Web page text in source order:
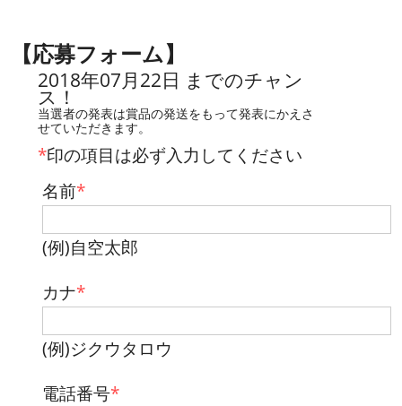
【応募フォーム】
2018年07月22日 までのチャン
ス！
当選者の発表は賞品の発送をもって発表にかえさ
せていただきます。
*印の項目は必ず入力してください
名前*
(例)自空太郎
カナ*
(例)ジクウタロウ
電話番号*